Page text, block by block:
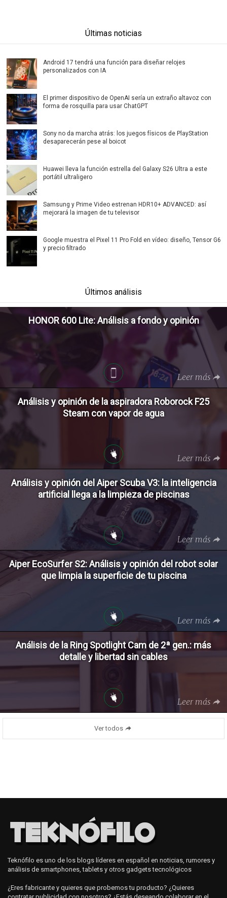
Últimas noticias
Android 17 tendrá una función para diseñar relojes
personalizados con IA
El primer dispositivo de OpenAI sería un extraño altavoz con
forma de rosquilla para usar ChatGPT
Sony no da marcha atrás: los juegos físicos de PlayStation
desaparecerán pese al boicot
Huawei lleva la función estrella del Galaxy S26 Ultra a este
portátil ultraligero
Samsung y Prime Video estrenan HDR10+ ADVANCED: así
mejorará la imagen de tu televisor
Google muestra el Pixel 11 Pro Fold en vídeo: diseño, Tensor G6
y precio filtrado
Últimos análisis
HONOR 600 Lite: Análisis a fondo y opinión
Leer más
Análisis y opinión de la aspiradora Roborock F25
Steam con vapor de agua
Leer más
Análisis y opinión del Aiper Scuba V3: la inteligencia
artificial llega a la limpieza de piscinas
Leer más
Aiper EcoSurfer S2: Análisis y opinión del robot solar
que limpia la superficie de tu piscina
Leer más
Análisis de la Ring Spotlight Cam de 2ª gen.: más
detalle y libertad sin cables
Leer más
Ver todos
Teknófilo es uno de los blogs líderes en español en noticias, rumores y
análisis de smartphones, tablets y otros gadgets tecnológicos
¿Eres fabricante y quieres que probemos tu producto? ¿Quieres